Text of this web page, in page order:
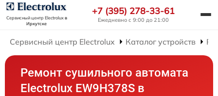
Сервисный центр Electroluxв
Иркутске
+7 (395) 278-33-61
Ежедневно с 9:00 до 21:00
Сервисный центр Electrolux Каталог устройств
Ремонт сушильного автомата
Electrolux EW9H378S в